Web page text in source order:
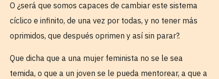
O ¿será que somos capaces de cambiar este sistema
cíclico e infinito, de una vez por todas, y no tener más
oprimidos, que después oprimen y así sin parar?.
Que dicha que a una mujer feminista no se le sea
temida, o que a un joven se le pueda mentorear, a que a